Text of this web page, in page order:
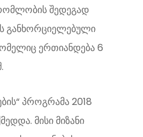
შედეგად
განხორციელებული
ერთიანდება 6
პროგრამა 2018
მისი მიზანი